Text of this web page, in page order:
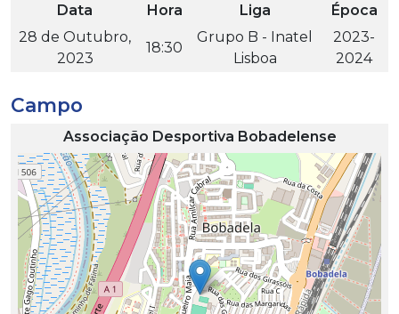
Data Hora Liga
Época
28 de Outubro,
2023
18:30
Grupo B - Inatel
Lisboa
2023-
2024
Campo
Associação Desportiva Bobadelense